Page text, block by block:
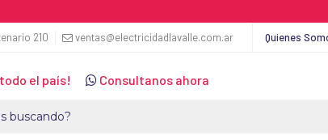
210 ventas@electricidadlavalle.com.ar Quienes
el país! Consultanos ahora